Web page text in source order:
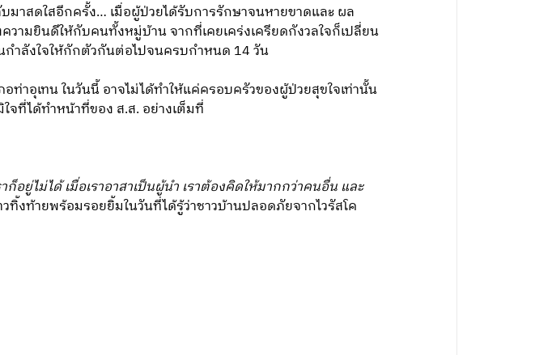
าสดใสอีกครั้ง… เมื่อผู้ป่วยได้รับการรักษาจนหายขาดและ ผล
ามยินดีให้กับคนทั้งหมู่บ้าน จากที่เคยเคร่งเครียดกังวลใจก็เปลี่ยน
ำลังใจให้กักตัวกันต่อไปจนครบกำหนด 14 วัน
าอุเทน ในวันนี้ อาจไม่ได้ทำให้แค่ครอบครัวของผู้ป่วยสุขใจเท่านั้น
จที่ได้ทำหน้าที่ของ ส.ส. อย่างเต็มที่
อยู่ไม่ได้ เมื่อเราอาสาเป็นผู้นำ เราต้องคิดให้มากกว่าคนอื่น และ
งท้ายพร้อมรอยยิ้มในวันที่ได้รู้ว่าชาวบ้านปลอดภัยจากไวรัสโค